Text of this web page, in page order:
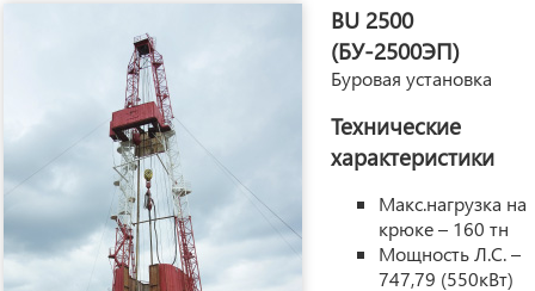
BU 2500
(БУ-2500ЭП)
Буровая установка
Технические
характеристики
Макс.нагрузка на
крюке – 160 тн
Мощность Л.С. –
747,79 (550кВт)